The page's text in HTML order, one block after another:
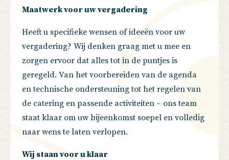
Maatwerk voor uw vergadering
Heeft u specifieke wensen of ideeën voor uw
vergadering? Wij denken graag met u mee en
zorgen ervoor dat alles tot in de puntjes is
geregeld. Van het voorbereiden van de agenda
en technische ondersteuning tot het regelen van
de catering en passende activiteiten – ons team
staat klaar om uw bijeenkomst soepel en volledig
naar wens te laten verlopen.
Wij staan voor u klaar